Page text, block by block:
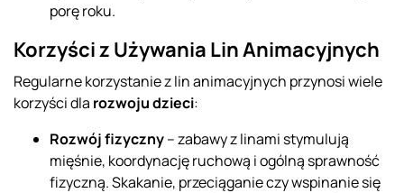
porę roku.
Korzyści z Używania Lin Animacyjnych
Regularne korzystanie z lin animacyjnych przynosi wiele
korzyści dla rozwoju dzieci:
Rozwój fizyczny– zabawy z linami stymulują
mięśnie, koordynację ruchową i ogólną sprawność
fizyczną. Skakanie, przeciąganie czy wspinanie się